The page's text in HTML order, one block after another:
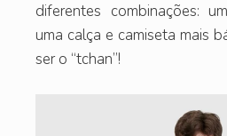
diferentes combinações:
uma calça e camiseta mais
ser o “tchan”!